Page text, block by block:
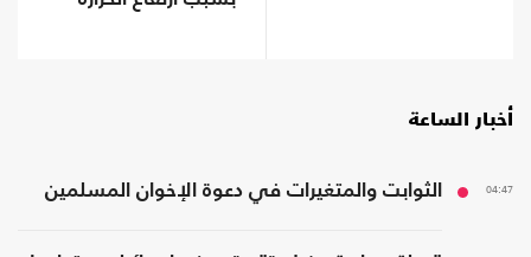
أخبار الساعة
04:47 الثوابت والمتغيرات في دعوة الإخوان المسلمين